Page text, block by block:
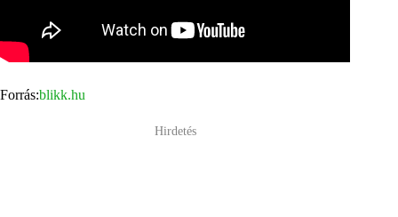
Forrás:blikk.hu
Hirdetés